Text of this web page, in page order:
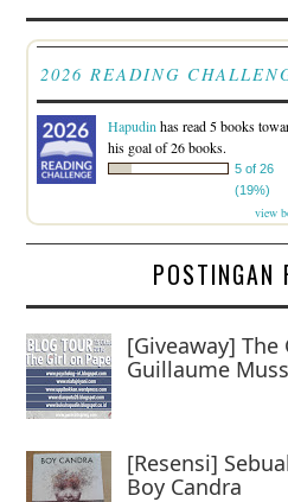
2026 READING
Hapudin has read 5 books
his goal of 26 books.
5 of 26
(19%)
view
POSTINGAN
[Giveaway]
Guillaume
[Resensi]
Boy Candra